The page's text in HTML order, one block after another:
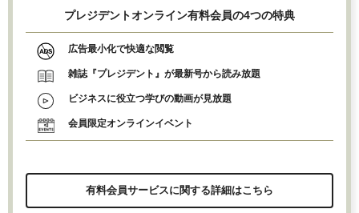
プレジデントオンライン有料会員の4つの特典
広告最小化で快適な閲覧
雑誌『プレジデント』が最新号から読み放題
ビジネスに役立つ学びの動画が見放題
会員限定オンラインイベント
有料会員サービスに関する詳細はこちら